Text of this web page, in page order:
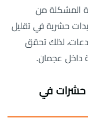
المشكلة من
حشرية في تقليل
لذلك تحقق
داخل عجمان.
حشرات في